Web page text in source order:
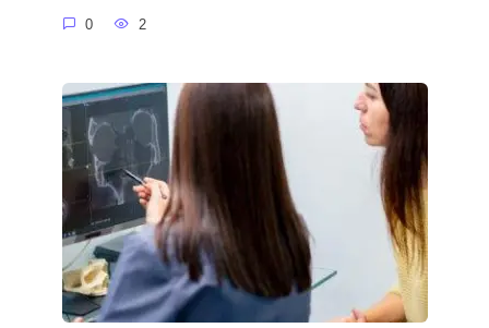
0 2